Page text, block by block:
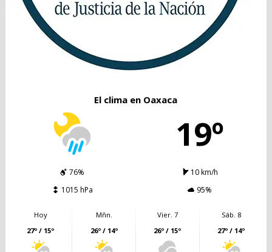
El clima en Oaxaca
19º
76%
10 km/h
1015 hPa
95%
Hoy
27º / 15º
Mñn.
26º / 14º
Vier. 7
26º / 15º
Sáb. 8
27º / 14º